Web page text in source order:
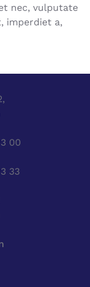
nec, vulputate
imperdiet a,
00
33